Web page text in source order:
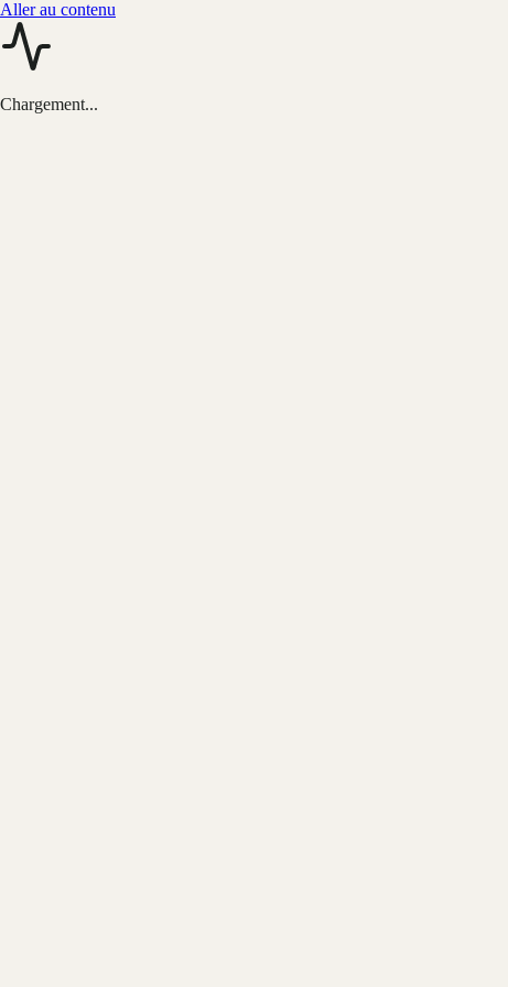
Aller au contenu
Chargement...